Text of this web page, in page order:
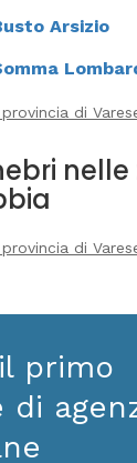
Arsizio
di
nelle
di
primo
di